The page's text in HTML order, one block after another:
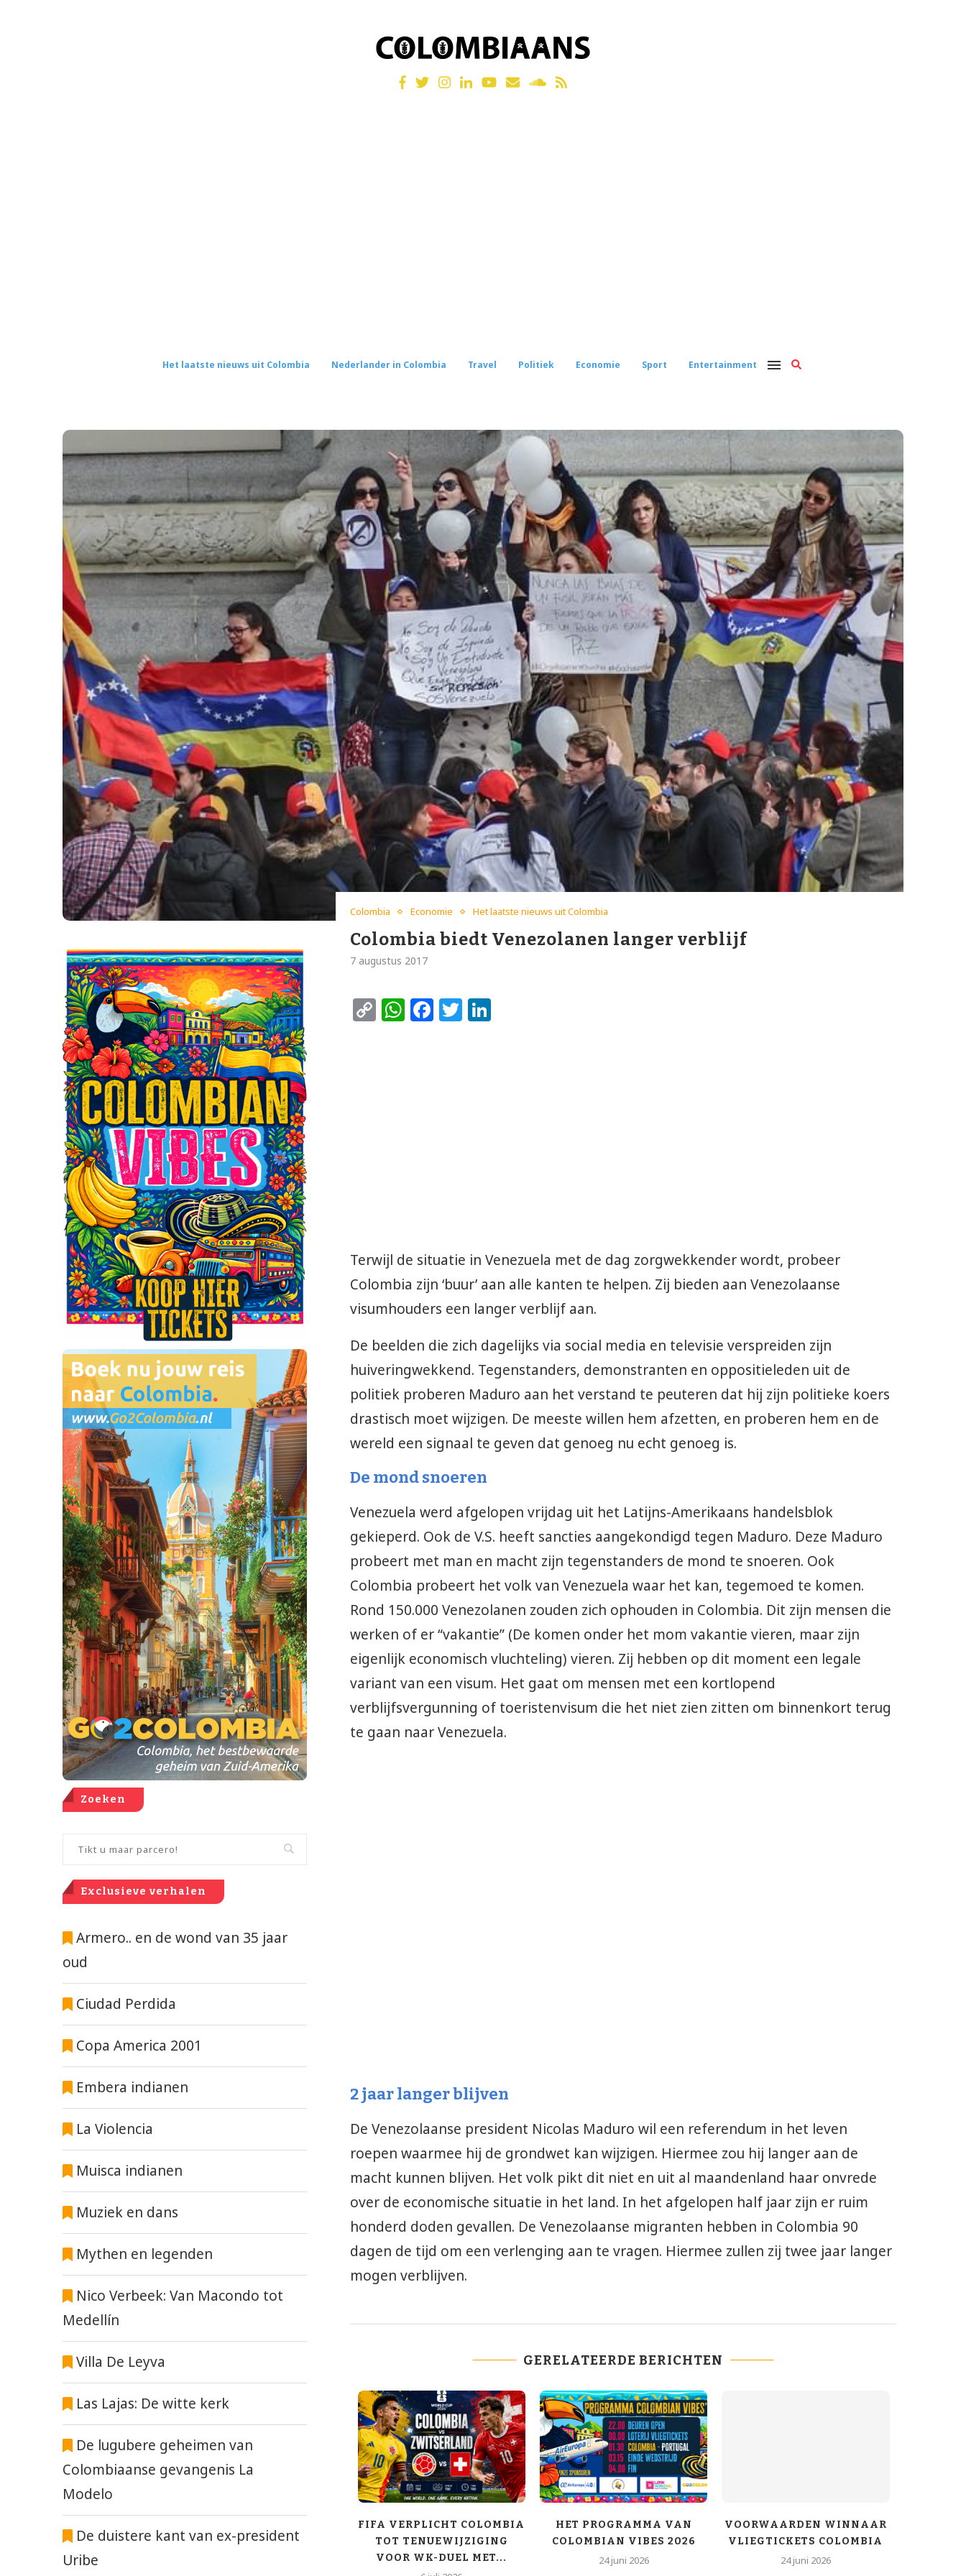
Het laatste nieuws uit Colombia Nederlander in Colombia Travel Politiek Economie Sport Entertainment
Colombia Economie Het laatste nieuws uit Colombia
Colombia biedt Venezolanen langer verblijf
7 augustus 2017
CopyWhatsApp
Facebook
Twitter
Terwijl de situatie in Venezuela met de dag zorgwekkender wordt, probeer
Colombia zijn ‘buur’ aan alle kanten te helpen. Zij bieden aan Venezolaanse
visumhouders een langer verblijf aan.
De beelden die zich dagelijks via social media en televisie verspreiden zijn
huiveringwekkend. Tegenstanders, demonstranten en oppositieleden uit de
politiek proberen Maduro aan het verstand te peuteren dat hij zijn politieke koers
drastisch moet wijzigen. De meeste willen hem afzetten, en proberen hem en de
wereld een signaal te geven dat genoeg nu echt genoeg is.
De mond snoeren
Venezuela werd afgelopen vrijdag uit het Latijns-Amerikaans handelsblok
gekieperd. Ook de V.S. heeft sancties aangekondigd tegen Maduro. Deze Maduro
probeert met man en macht zijn tegenstanders de mond te snoeren. Ook
Colombia probeert het volk van Venezuela waar het kan, tegemoed te komen.
Rond 150.000 Venezolanen zouden zich ophouden in Colombia. Dit zijn mensen die
werken of er “vakantie” (De komen onder het mom vakantie vieren, maar zijn
eigenlijk economisch vluchteling) vieren. Zij hebben op dit moment een legale
variant van een visum. Het gaat om mensen met een kortlopend
verblijfsvergunning of toeristenvisum die het niet zien zitten om binnenkort terug
te gaan naar Venezuela.
2 jaar langer blijven
De Venezolaanse president Nicolas Maduro wil een referendum in het leven
roepen waarmee hij de grondwet kan wijzigen. Hiermee zou hij langer aan de
macht kunnen blijven. Het volk pikt dit niet en uit al maandenland haar onvrede
over de economische situatie in het land. In het afgelopen half jaar zijn er ruim
honderd doden gevallen. De Venezolaanse migranten hebben in Colombia 90
dagen de tijd om een verlenging aan te vragen. Hiermee zullen zij twee jaar langer
mogen verblijven.
GERELATEERDE BERICHTEN
WK2026 BEKEND
26 mei 2026
LANCEREN WK-LIED
FIFA VERPLICHT COLOMBIA
TOT TENUEWIJZIGING
VOOR WK-DUEL MET...
HET PROGRAMMA VAN
COLOMBIAN VIBES 2026
24 juni 2026
VOORWAARDEN WINNAAR
VLIEGTICKETS COLOMBIA
24 juni 2026
Zoeken
Exclusieve verhalen
Armero.. en de wond van 35 jaar
oud
Ciudad Perdida
Copa America 2001
Embera indianen
La Violencia
Muisca indianen
Muziek en dans
Mythen en legenden
Nico Verbeek: Van Macondo tot
Medellín
Villa De Leyva
Las Lajas: De witte kerk
De lugubere geheimen van
Colombiaanse gevangenis La
Modelo
De duistere kant van ex-president
Uribe